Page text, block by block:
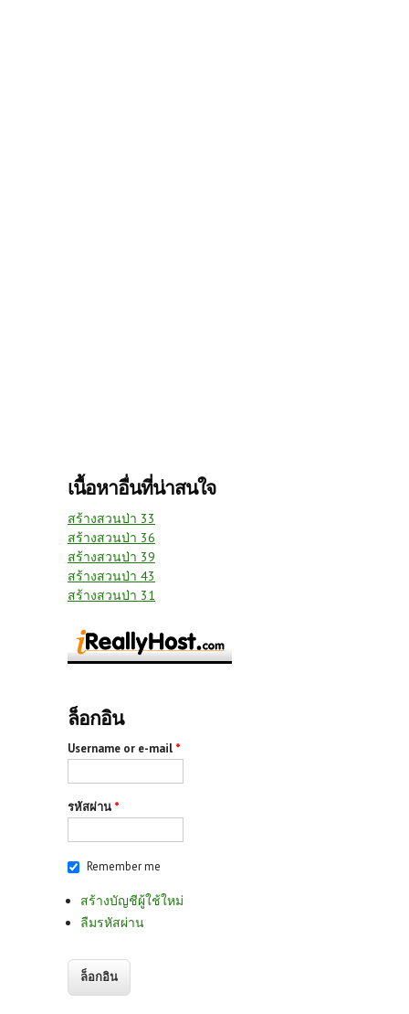
เนื้อหาอื่นที่น่าสนใจ
สร้างสวนป่า 33
สร้างสวนป่า 36
สร้างสวนป่า 39
สร้างสวนป่า 43
สร้างสวนป่า 31
ล็อกอิน
Username or e-mail *
รหัสผ่าน *
Remember me
สร้างบัญชีผู้ใช้ใหม่
ลืมรหัสผ่าน